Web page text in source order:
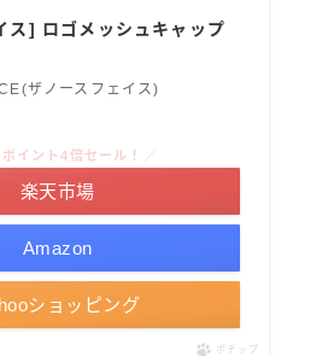
ス] ロゴメッシュキャップ
ザノースフェイス)
Amazon
ポイント4倍セール！／
楽天市場
ショッピング
ポチップ